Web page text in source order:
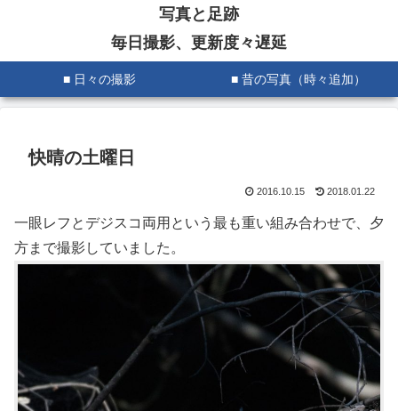
写真と足跡
毎日撮影、更新度々遅延
■ 日々の撮影 ■ 昔の写真（時々追加）
快晴の土曜日
2016.10.15 2018.01.22
一眼レフとデジスコ両用という最も重い組み合わせで、夕
方まで撮影していました。